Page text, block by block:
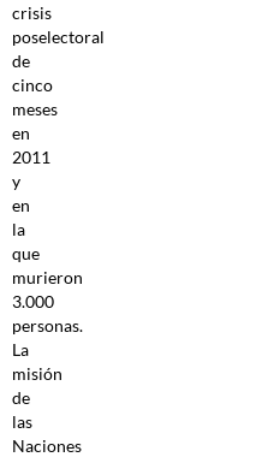
crisis
poselectoral
de
cinco
meses
en
2011
y
en
la
que
murieron
3.000
personas.
La
misión
de
las
Naciones